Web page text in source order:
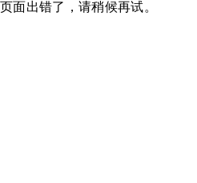
页面出错了，请稍候再试。